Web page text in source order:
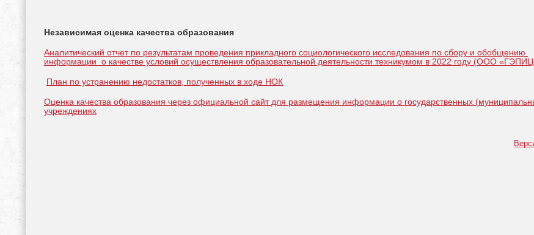
Независимая оценка качества образования
Аналитический отчет по результатам проведения прикладного социологического исследования по сбору и обобщению
информации о качестве условий осуществления образовательной деятельности техникумом в 2022 году (ООО
План по устранению недостатков, полученных в ходе НОК
Оценка качества образования через официальной сайт для размещения информации о государственных
учреждениях